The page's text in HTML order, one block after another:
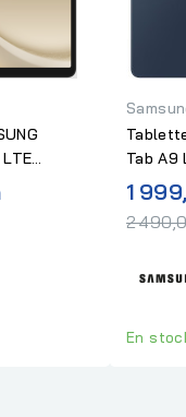
Prix
Tab A9
Navy
1
2
En